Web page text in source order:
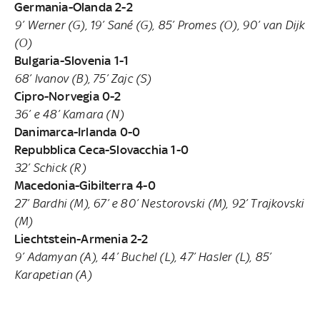
Germania-Olanda 2-2
9’ Werner (G), 19’ Sané (G), 85’ Promes (O), 90’ van Dijk
(O)
Bulgaria-Slovenia 1-1
68’ Ivanov (B), 75’ Zajc (S)
Cipro-Norvegia 0-2
36’ e 48’ Kamara (N)
Danimarca-Irlanda 0-0
Repubblica Ceca-Slovacchia 1-0
32’ Schick (R)
Macedonia-Gibilterra 4-0
27’ Bardhi (M), 67’ e 80’ Nestorovski (M), 92’ Trajkovski
(M)
Liechtstein-Armenia 2-2
9’ Adamyan (A), 44’ Buchel (L), 47’ Hasler (L), 85’
Karapetian (A)